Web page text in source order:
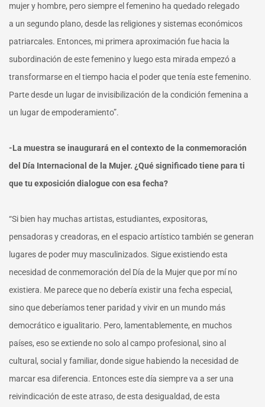
mujer y hombre, pero siempre el femenino ha quedado relegado
a un segundo plano, desde las religiones y sistemas económicos
patriarcales. Entonces, mi primera aproximación fue hacia la
subordinación de este femenino y luego esta mirada empezó a
transformarse en el tiempo hacia el poder que tenía este femenino.
Parte desde un lugar de invisibilización de la condición femenina a
un lugar de empoderamiento”.
-La muestra se inaugurará en el contexto de la conmemoración
del Día Internacional de la Mujer. ¿Qué significado tiene para ti
que tu exposición dialogue con esa fecha?
“Si bien hay muchas artistas, estudiantes, expositoras,
pensadoras y creadoras, en el espacio artístico también se generan
lugares de poder muy masculinizados. Sigue existiendo esta
necesidad de conmemoración del Día de la Mujer que por mí no
existiera. Me parece que no debería existir una fecha especial,
sino que deberíamos tener paridad y vivir en un mundo más
democrático e igualitario. Pero, lamentablemente, en muchos
países, eso se extiende no solo al campo profesional, sino al
cultural, social y familiar, donde sigue habiendo la necesidad de
marcar esa diferencia. Entonces este día siempre va a ser una
reivindicación de este atraso, de esta desigualdad, de esta